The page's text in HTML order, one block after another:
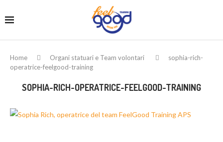
Home Organi statuari e Team volontari
sophia-rich-
operatrice-feelgood-training
SOPHIA-RICH-OPERATRICE-FEELGOOD-TRAINING